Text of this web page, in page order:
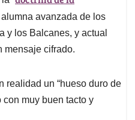
alumna avanzada de los
y los Balcanes, y actual
mensaje cifrado.
realidad un “hueso duro de
con muy buen tacto y